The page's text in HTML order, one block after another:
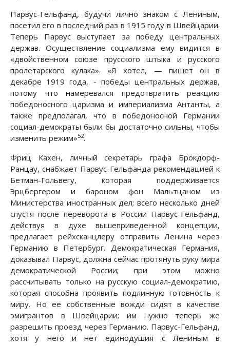
Парвус-Гельфанд, будучи лично знаком с Лениным,
посетил его в последний раз в 1915 году в Швейцарии.
Теперь Парвус выступает за победу центральных
держав. Осуществление социализма ему видится в
«двойственном союзе прусского штыка и русского
пролетарского кулака». «Я хотел, — пишет он в
декабре 1919 года, - победы центральных держав,
потому что намеревался предотвратить реакцию
победоносного царизма и империализма Антанты, а
также предполагал, что в победоносной Германии
социал-демократы были бы достаточно сильны, чтобы
изменить режим»52.
Фриц Кахен, личный секретарь графа Брокдорф-
Ранцау, снабжает Парвус-Гельфанда рекомендацией к
Бетман-Гольвегу, которая поддерживается
Эрцбергером и бароном фон Мальтцаном из
Министерства иностранных дел; всего несколько дней
спустя после переворота в России Парвус-Гельфанд,
действуя в духе вышеприведенной концепции,
предлагает рейхсканцлеру отправить Ленина через
Германию в Петербург. Демократическая Германия,
доказывал Парвус, должна сейчас протянуть руку мира
демократической России; при этом можно
рассчитывать только на русскую социал-демократию,
которая способна проявить подлинную готовность к
миру. Но ее собственные вожди сидят в качестве
эмигрантов в Швейцарии; им нужно теперь же
разрешить проезд через Германию. Парвус-Гельфанд,
хотя у него и нет единодушия с Лениным в